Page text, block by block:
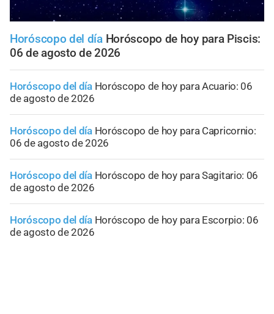
Horóscopo del día Horóscopo de hoy para Piscis:
06 de agosto de 2026
Horóscopo del día Horóscopo de hoy para Acuario: 06
de agosto de 2026
Horóscopo del día Horóscopo de hoy para Capricornio:
06 de agosto de 2026
Horóscopo del día Horóscopo de hoy para Sagitario: 06
de agosto de 2026
Horóscopo del día Horóscopo de hoy para Escorpio: 06
de agosto de 2026